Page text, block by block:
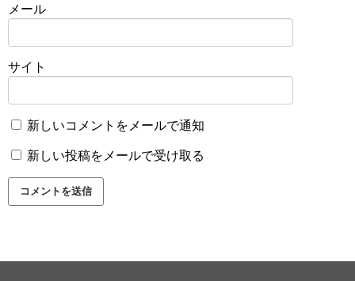
メール
サイト
新しいコメントをメールで通知
新しい投稿をメールで受け取る